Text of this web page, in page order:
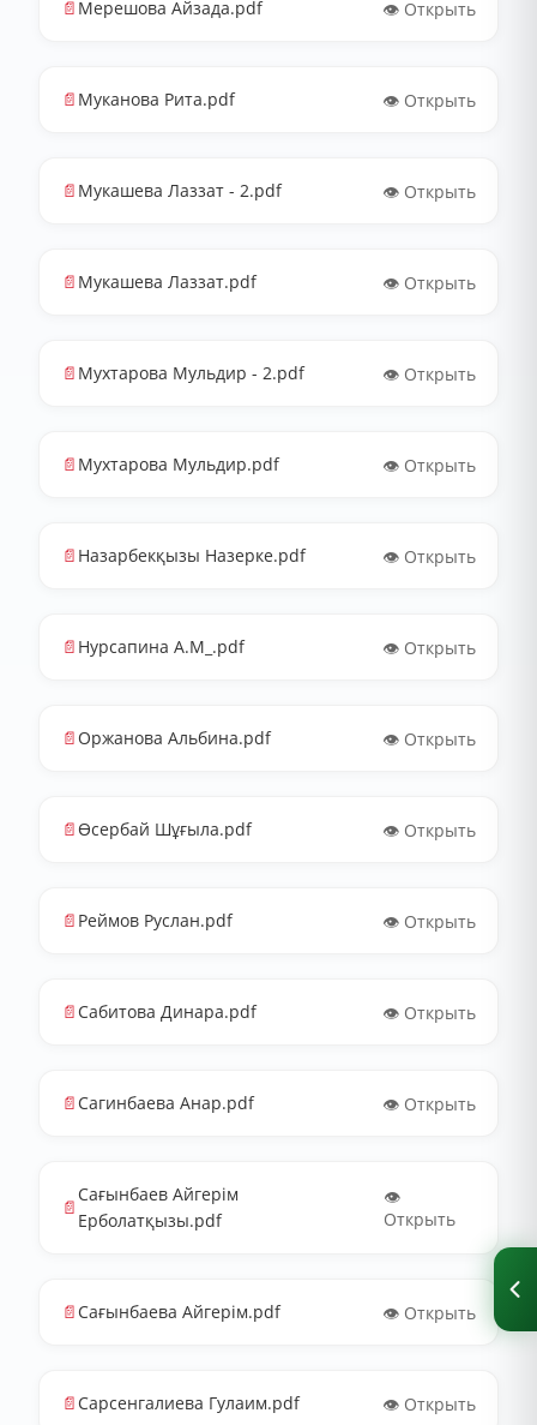
📄 Мерешова Айзада.pdf 👁️ Открыть
📄 Муканова Рита.pdf 👁️ Открыть
📄 Мукашева Лаззат - 2.pdf 👁️ Открыть
📄 Мукашева Лаззат.pdf 👁️ Открыть
📄 Мухтарова Мульдир - 2.pdf 👁️ Открыть
📄 Мухтарова Мульдир.pdf 👁️ Открыть
📄 Назарбекқызы Назерке.pdf 👁️ Открыть
📄 Нурсапина А.М_.pdf 👁️ Открыть
📄 Оржанова Альбина.pdf 👁️ Открыть
📄 Өсербай Шұғыла.pdf 👁️ Открыть
📄 Реймов Руслан.pdf 👁️ Открыть
📄 Сабитова Динара.pdf 👁️ Открыть
📄 Сагинбаева Анар.pdf 👁️ Открыть
📄
Сағынбаев Айгерім
Ерболатқызы.pdf
👁️
Открыть
📄 Сағынбаева Айгерім.pdf 👁️ Открыть
📄 Сарсенгалиева Гулаим.pdf 👁️ Открыть